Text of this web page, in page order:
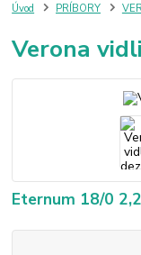
Úvod PRÍBORY
Verona
Eternum 18/0